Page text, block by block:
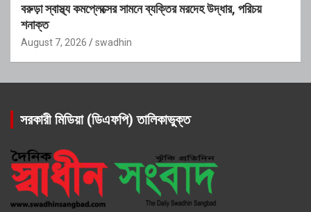
বরুড়া স্বাস্থ্য কমপ্লেক্সের সামনে ব্যক্তির মরদেহ উদ্ধার, পরিচয়
শনাক্ত
August 7, 2026 swadhin
সরকারী মিডিয়া (ডিএফপি) তালিকাভুক্ত